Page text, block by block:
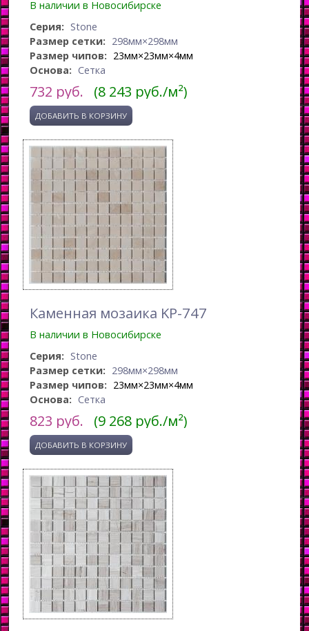
В наличии в Новосибирске
Серия: Stone
Размер сетки: 298мм×298мм
Размер чипов: 23мм×23мм×4мм
Основа: Сетка
732 руб. (8 243 руб./м²)
Каменная мозаика KP-747
В наличии в Новосибирске
Серия: Stone
Размер сетки: 298мм×298мм
Размер чипов: 23мм×23мм×4мм
Основа: Сетка
823 руб. (9 268 руб./м²)